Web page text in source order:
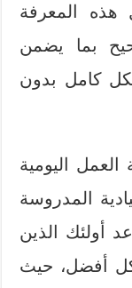
هذه المعرفة
بما يضمن
كامل بدون
العمل اليومية
المدروسة
أولئك الذين
أفضل، حيث